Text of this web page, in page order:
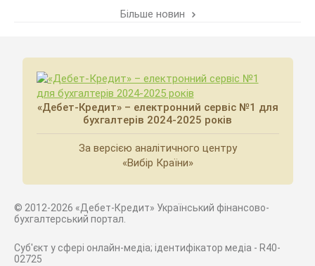
Більше новин
«Дебет-Кредит» – електронний сервіс №1 для
бухгалтерів 2024-2025 років
За версією аналітичного центру
«Вибір Країни»
© 2012-2026 «Дебет-Кредит» Український фінансово-
бухгалтерський портал.
Суб'єкт у сфері онлайн-медіа; ідентифікатор медіа - R40-
02725